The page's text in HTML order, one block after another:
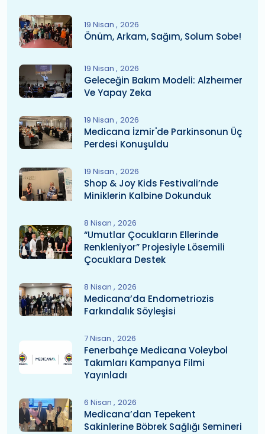
19 Nisan 2026
Önüm, Arkam, Sağım, Solum Sobe!
19 Nisan 2026
Geleceğin Bakım Modeli: Alzheımer
Ve Yapay Zeka
19 Nisan 2026
Medicana İzmir'de Parkinsonun Üç
Perdesi Konuşuldu
19 Nisan 2026
Shop & Joy Kids Festivali’nde
Miniklerin Kalbine Dokunduk
8 Nisan 2026
“Umutlar Çocukların Ellerinde
Renkleniyor” Projesiyle Lösemili
Çocuklara Destek
8 Nisan 2026
Medicana’da Endometriozis
Farkındalık Söyleşisi
7 Nisan 2026
Fenerbahçe Medicana Voleybol
Takımları Kampanya Filmi
Yayınladı
6 Nisan 2026
Medicana’dan Tepekent
Sakinlerine Böbrek Sağlığı Semineri